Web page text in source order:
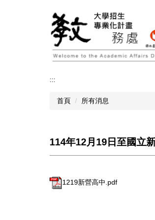
:::
首頁 所有消息
114年12月19日至國立
1219新營高中.pdf